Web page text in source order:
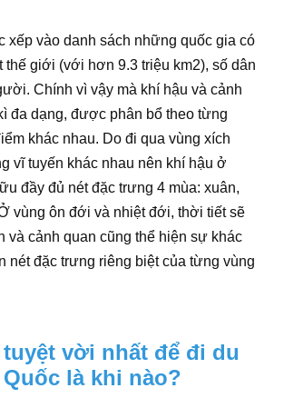
xếp vào danh sách những quốc gia có
thế giới (với hơn 9.3 triệu km2), số dân
Chính vì vậy mà khí hậu và cảnh
đa dạng, được phân bổ theo từng
khác nhau. Do đi qua vùng xích
vĩ tuyến khác nhau nên khí hậu ở
đầy đủ nét đặc trưng 4 mùa: xuân,
vùng ôn đới và nhiệt đới, thời tiết sẽ
và cảnh quan cũng thể hiện sự khác
nét đặc trưng riêng biệt của từng vùng
vời nhất để đi du
là khi nào?